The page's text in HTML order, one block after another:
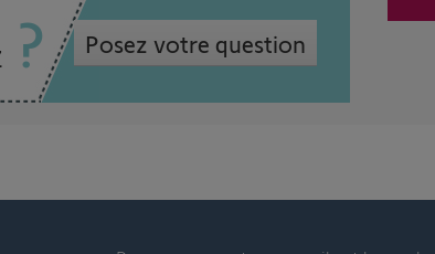
Posez votre question